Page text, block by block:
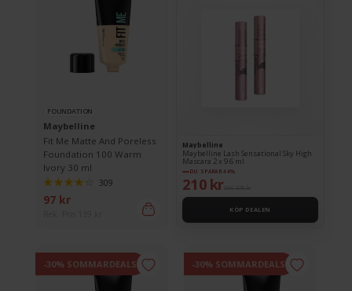
FOUNDATION
Maybelline
Fit Me Matte And Poreless
Foundation 100 Warm
Ivory 30 ml
309
97 kr
Maybelline
Maybelline Lash Sensational Sky High
Mascara 2 x 9.6 ml
DU SPARAR 44%
210 kr
KÖP DEALEN
-30% SOMMARDEALS -30% SOMMARDEALS